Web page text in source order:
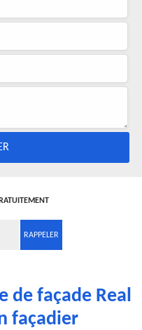
de façade Real
façadier